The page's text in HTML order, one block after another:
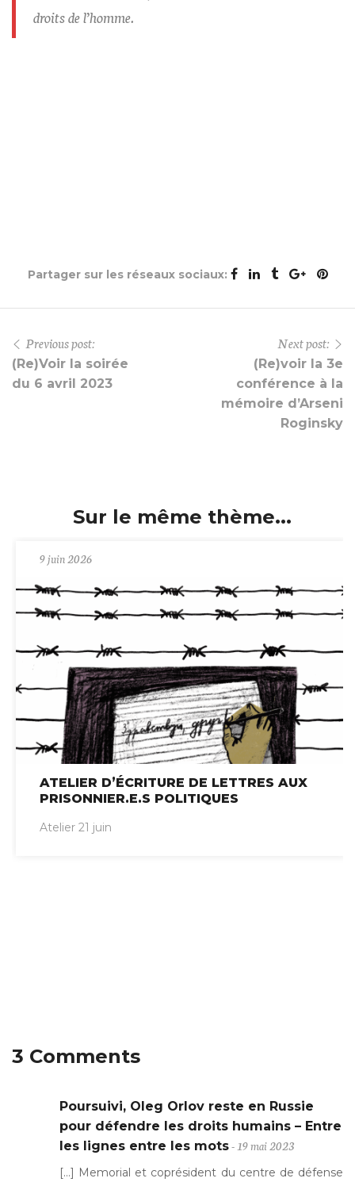
droits de l’homme.
Partager sur les réseaux sociaux:
Previous post:
(Re)Voir la soirée
du 6 avril 2023
Next post:
(Re)voir la 3e
conférence à la
mémoire d’Arseni
Roginsky
Sur le même thème...
9 juin 2026
ATELIER D’ÉCRITURE DE LETTRES AUX
PRISONNIER.E.S POLITIQUES
Atelier 21 juin
3 Comments
Poursuivi, Oleg Orlov reste en Russie
pour défendre les droits humains – Entre
les lignes entre les mots- 19 mai 2023
[…] Memorial et coprésident du centre de défense